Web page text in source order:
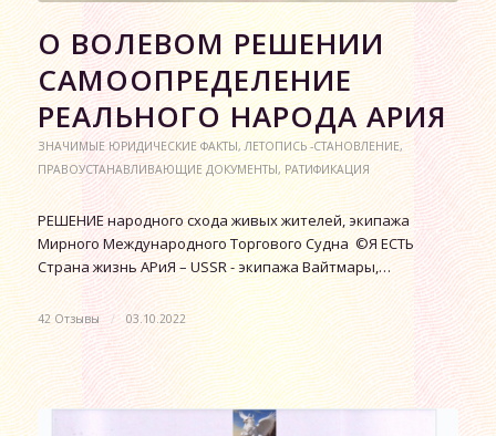
О ВОЛЕВОМ РЕШЕНИИ
САМООПРЕДЕЛЕНИЕ
РЕАЛЬНОГО НАРОДА АРИЯ
ЗНАЧИМЫЕ ЮРИДИЧЕСКИЕ ФАКТЫ,ЛЕТОПИСЬ -СТАНОВЛЕНИЕ,
ПРАВОУСТАНАВЛИВАЮЩИЕ ДОКУМЕНТЫ,РАТИФИКАЦИЯ
РЕШЕНИЕ народного схода живых жителей, экипажа
Мирного Международного Торгового Судна ©Я ЕСТЬ
Страна жизнь АРиЯ – USSR - экипажа Вайтмары,…
42 Отзывы / 03.10.2022